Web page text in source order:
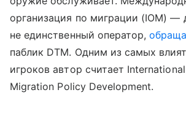
организация по миграции (IOM) —
не единственный оператор,
паблик DTM. Одним из самых
игроков автор считает
Migration Policy Development.